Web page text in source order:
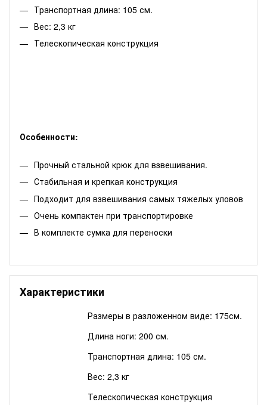
Транспортная длина: 105 см.
Вес: 2,3 кг
Телескопическая конструкция
Особенности:
Прочный стальной крюк для взвешивания.
Стабильная и крепкая конструкция
Подходит для взвешивания самых тяжелых уловов
Очень компактен при транспортировке
В комплекте сумка для переноски
Характеристики
Размеры в разложенном виде: 175см.
Длина ноги: 200 см.
Транспортная длина: 105 см.
Вес: 2,3 кг
Телескопическая конструкция